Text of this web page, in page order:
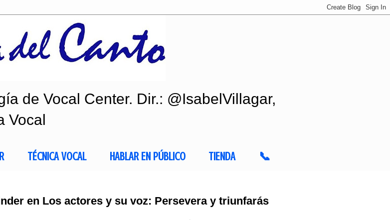
de Vocal Center. Dir.: @IsabelVillagar,
Vocal
TÉCNICA VOCAL HABLAR EN PÚBLICO TIENDA 📞
en Los actores y su voz: Persevera y triunfarás